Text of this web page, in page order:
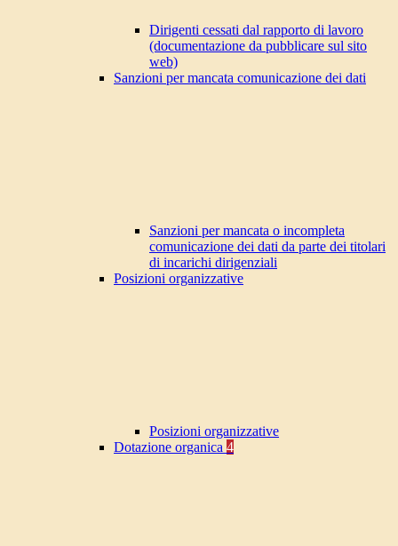
Dirigenti cessati dal rapporto di lavoro
(documentazione da pubblicare sul sito
web)
Sanzioni per mancata comunicazione dei dati
Sanzioni per mancata o incompleta
comunicazione dei dati da parte dei titolari
di incarichi dirigenziali
Posizioni organizzative
Posizioni organizzative
Dotazione organica 4